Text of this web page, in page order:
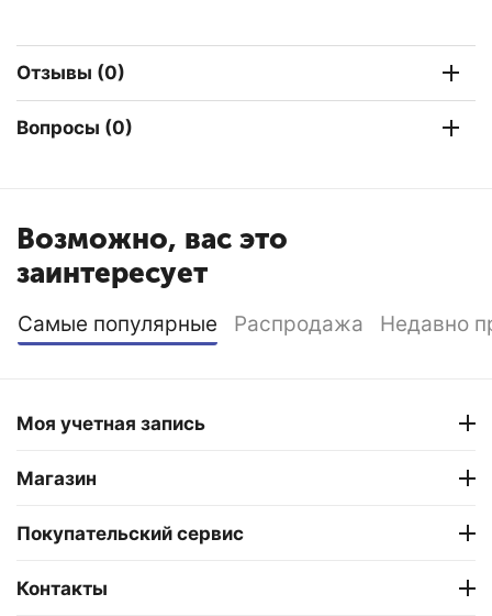
Отзывы (0)
Вопросы (0)
Возможно, вас это
заинтересует
Самые популярные Распродажа Недавно
Моя учетная запись
Магазин
Покупательский сервис
Контакты